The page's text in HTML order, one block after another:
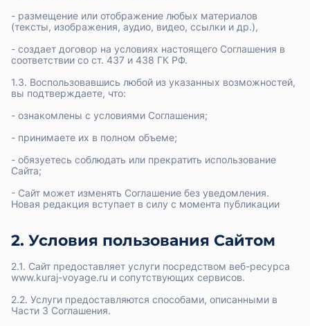
- размещение или отображение любых материалов
(тексты, изображения, аудио, видео, ссылки и др.),
- создает договор на условиях настоящего Соглашения в
соответствии со ст. 437 и 438 ГК РФ.
1.3. Воспользовавшись любой из указанных возможностей,
вы подтверждаете, что:
- ознакомлены с условиями Соглашения;
- принимаете их в полном объеме;
- обязуетесь соблюдать или прекратить использование
Сайта;
- Сайт может изменять Соглашение без уведомления.
Новая редакция вступает в силу с момента публикации
2. Условия пользования Сайтом
2.1. Сайт предоставляет услуги посредством веб-ресурса
www.kuraj-voyage.ru и сопутствующих сервисов.
2.2. Услуги предоставляются способами, описанными в
Части 3 Соглашения.